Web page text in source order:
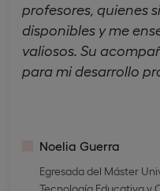
profesores, quienes
disponibles y me
valiosos. Su
para mi desarrollo
Noelia Guerra
Egresada del Máster